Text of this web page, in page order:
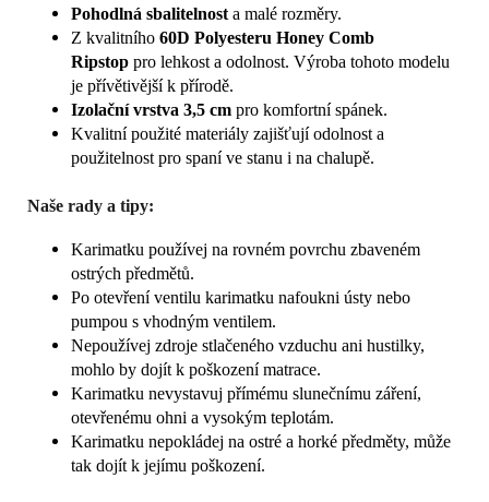
Pohodlná sbalitelnost a malé rozměry.
Z kvalitního 60D Polyesteru Honey Comb
Ripstop pro lehkost a odolnost. Výroba tohoto modelu
je přívětivější k přírodě.
Izolační vrstva 3,5 cm pro komfortní spánek.
Kvalitní použité materiály zajišťují odolnost a
použitelnost pro spaní ve stanu i na chalupě.
Naše rady a tipy:
Karimatku používej na rovném povrchu zbaveném
ostrých předmětů.
Po otevření ventilu karimatku nafoukni ústy nebo
pumpou s vhodným ventilem.
Nepoužívej zdroje stlačeného vzduchu ani hustilky,
mohlo by dojít k poškození matrace.
Karimatku nevystavuj přímému slunečnímu záření,
otevřenému ohni a vysokým teplotám.
Karimatku nepokládej na ostré a horké předměty, může
tak dojít k jejímu poškození.